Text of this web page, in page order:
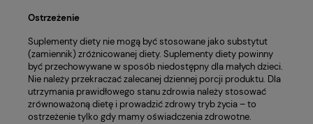
Ostrzeżenie
Suplementy diety nie mogą być stosowane jako substytut
(zamiennik) zróżnicowanej diety. Suplementy diety powinny
być przechowywane w sposób niedostępny dla małych dzieci.
Nie należy przekraczać zalecanej dziennej porcji produktu. Dla
utrzymania prawidłowego stanu zdrowia należy stosować
zrównoważoną dietę i prowadzić zdrowy tryb życia – to
ostrzeżenie tylko gdy mamy oświadczenia zdrowotne.